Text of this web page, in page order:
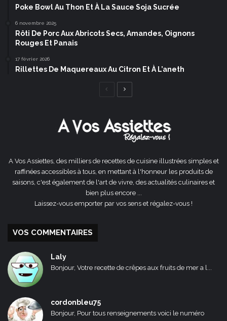
Poke Bowl Au Thon Et À La Sauce Soja Sucrée
6 novembre 2025
Rôti De Porc Aux Abricots Secs, Amandes, Oignons
Rouges Et Panais
17 février 2026
Rillettes De Maquereaux Au Citron Et À L’aneth
Page
A Vos Assiettes, des milliers de recettes de cuisine illustrées simples et
raffinées accessibles à tous, en mettant à l'honneur les produits de
saisons, c'est également de l'art de vivre, des actualités culinaires et
bien plus encore ...
Laissez-vous emporter par vos sens et régalez-vous !
VOS COMMENTAIRES
Laly
Bonjour, Votre recette de crêpes aux fruits de mer a l...
cordonbleu75
Bonjour, Pour tous renseignements voici le numéro